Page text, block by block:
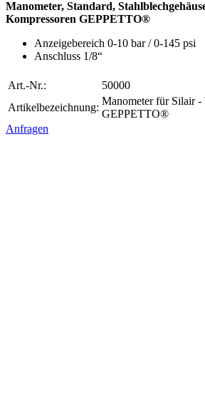
Manometer, Standard,
Kompressoren GEPPETTO®
Anzeigebereich 0-10 bar / 0-145 psi
Anschluss 1/8“
Art.-Nr.:
50000
Artikelbezeichnung:
Manometer für Silair -
GEPPETTO®
Anfragen